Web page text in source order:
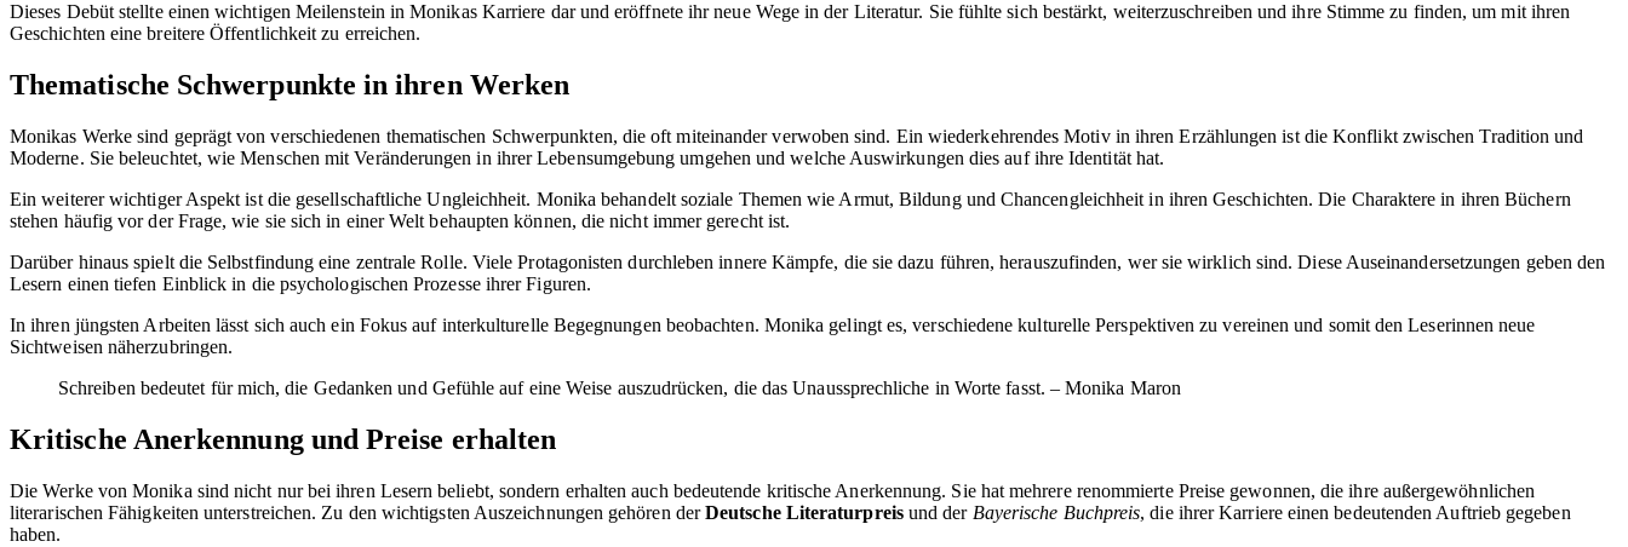
Dieses Debüt stellte einen wichtigen Meilenstein in Monikas Karriere dar und eröffnete ihr neue Wege in der Literatur. Sie fühlte sich bestärkt, weiterzuschreiben und ihre Stimme zu finden, um mit ihren
Geschichten eine breitere Öffentlichkeit zu erreichen.
Thematische Schwerpunkte in ihren Werken
Monikas Werke sind geprägt von verschiedenen thematischen Schwerpunkten, die oft miteinander verwoben sind. Ein wiederkehrendes Motiv in ihren Erzählungen ist die Konflikt zwischen Tradition und
Moderne. Sie beleuchtet, wie Menschen mit Veränderungen in ihrer Lebensumgebung umgehen und welche Auswirkungen dies auf ihre Identität hat.
Ein weiterer wichtiger Aspekt ist die gesellschaftliche Ungleichheit. Monika behandelt soziale Themen wie Armut, Bildung und Chancengleichheit in ihren Geschichten. Die Charaktere in ihren Büchern
stehen häufig vor der Frage, wie sie sich in einer Welt behaupten können, die nicht immer gerecht ist.
Darüber hinaus spielt die Selbstfindung eine zentrale Rolle. Viele Protagonisten durchleben innere Kämpfe, die sie dazu führen, herauszufinden, wer sie wirklich sind. Diese Auseinandersetzungen geben den
Lesern einen tiefen Einblick in die psychologischen Prozesse ihrer Figuren.
In ihren jüngsten Arbeiten lässt sich auch ein Fokus auf interkulturelle Begegnungen beobachten. Monika gelingt es, verschiedene kulturelle Perspektiven zu vereinen und somit den Leserinnen neue
Sichtweisen näherzubringen.
Schreiben bedeutet für mich, die Gedanken und Gefühle auf eine Weise auszudrücken, die das Unaussprechliche in Worte fasst. – Monika Maron
Kritische Anerkennung und Preise erhalten
Die Werke von Monika sind nicht nur bei ihren Lesern beliebt, sondern erhalten auch bedeutende kritische Anerkennung. Sie hat mehrere renommierte Preise gewonnen, die ihre außergewöhnlichen
literarischen Fähigkeiten unterstreichen. Zu den wichtigsten Auszeichnungen gehören derDeutsche Literaturpreisund der Bayerische Buchpreis, die ihrer Karriere einen bedeutenden Auftrieb gegeben
haben.